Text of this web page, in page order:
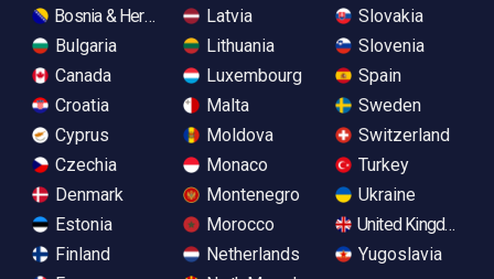
Bosnia & Herzegovina
Bulgaria
Canada
Croatia
Cyprus
Czechia
Denmark
Estonia
Finland
Latvia
Lithuania
Luxembourg
Malta
Moldova
Monaco
Montenegro
Morocco
Netherlands
Slovakia
Slovenia
Spain
Sweden
Switzerland
Turkey
Ukraine
United Kingdom
Yugoslavia